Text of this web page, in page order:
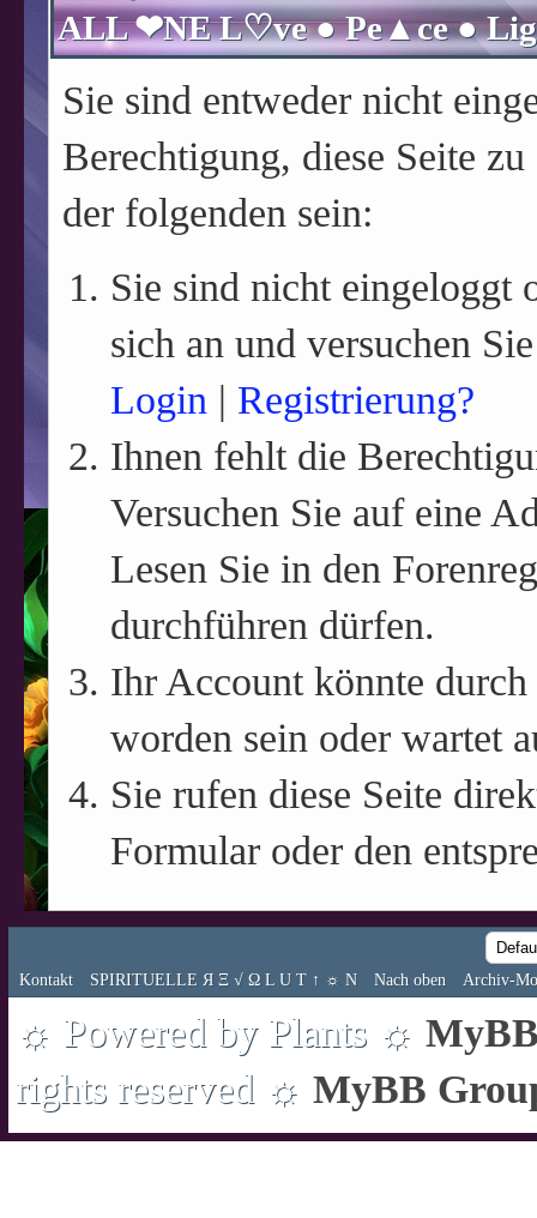
Sie sind entweder nicht
Berechtigung, diese Seite
der folgenden sein:
Sie sind nicht eingeloggt
sich an und versuchen
Login | Registrierung?
Ihnen fehlt die
Versuchen Sie auf eine
Lesen Sie in den
durchführen dürfen.
Ihr Account könnte
worden sein oder wartet
Sie rufen diese Seite
Formular oder den
Kontakt SPIRITUELLE Я Ξ √ Ω L U T ↑ ☼ N Nach oben Archiv-
☼ Powered by Plants ☼
rights reserved ☼ MyBB